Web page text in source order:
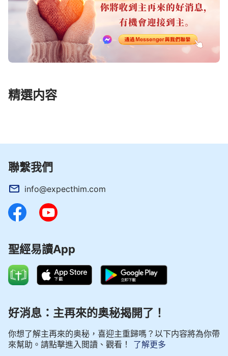
精選内容
聯繫我們
info@expecthim.com
聖經易讀App
好消息：主再來的奥秘揭開了！
你想了解主再來的奥秘，喜迎主重歸嗎？以下内容將為你帶
來幫助。請點擊進入閲讀、觀看！
了解更多